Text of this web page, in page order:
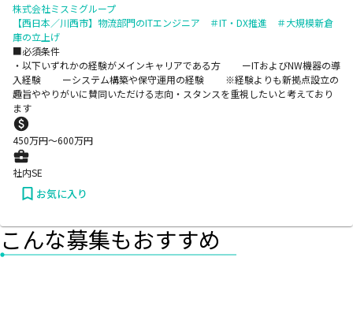
株式会社ミスミグループ
【西日本／川西市】物流部門のITエンジニア ＃IT・DX推進 ＃大規模新倉
庫の立上げ
■必須条件
・​以下いずれかの経験がメインキャリアである方 ーITおよびNW機器の導
入経験 ーシステム構築や保守運用の経験 ※経験よりも新拠点設立の
趣旨ややりがいに賛同いただける志向・スタンスを重視したいと考えており
ます
450万円〜600万円
社内SE
お気に入り
こんな募集もおすすめ